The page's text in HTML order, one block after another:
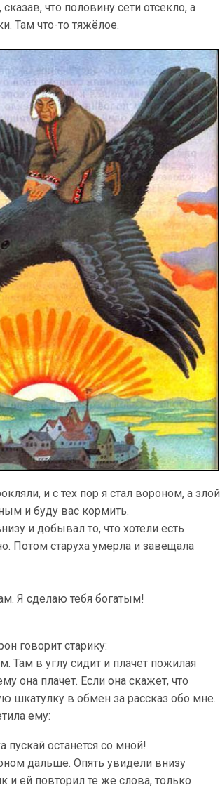
что половину сети отсекло, а
Там что-то тяжёлое.
и с тех пор я стал вороном, а злой
и буду вас кормить.
и добывал то, что хотели есть
Потом старуха умерла и завещала
Я сделаю тебя богатым!
говорит старику:
в углу сидит и плачет пожилая
она плачет. Если она скажет, что
шкатулку в обмен за рассказ обо мне.
ему:
останется со мной!
дальше. Опять увидели внизу
и ей повторил те же слова, только